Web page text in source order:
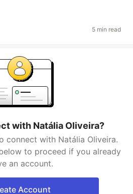
5 min read
with Natália Oliveira?
connect with Natália Oliveira.
to proceed if you already
an account.
Account